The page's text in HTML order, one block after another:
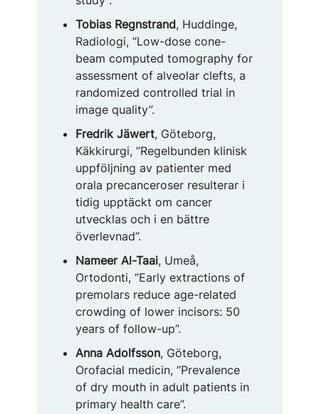
Tobias Regnstrand, Huddinge,
Radiologi, “Low-dose cone-
beam computed tomography for
assessment of alveolar clefts, a
randomized controlled trial in
image quality”.
Fredrik Jäwert, Göteborg,
Käkkirurgi, ”Regelbunden klinisk
uppföljning av patienter med
orala precanceroser resulterar i
tidig upptäckt om cancer
utvecklas och i en bättre
överlevnad”.
Nameer Al-Taai, Umeå,
Ortodonti, “Early extractions of
premolars reduce age-related
crowding of lower incisors: 50
years of follow-up”.
Anna Adolfsson, Göteborg,
Orofacial medicin, ”Prevalence
of dry mouth in adult patients in
primary health care”.